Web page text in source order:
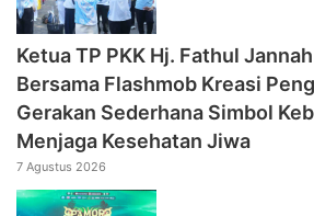
‎Ketua TP PKK Hj. Fathul
Bersama Flashmob Kreasi
Gerakan Sederhana Simbol
Menjaga Kesehatan Jiwa
7 Agustus 2026